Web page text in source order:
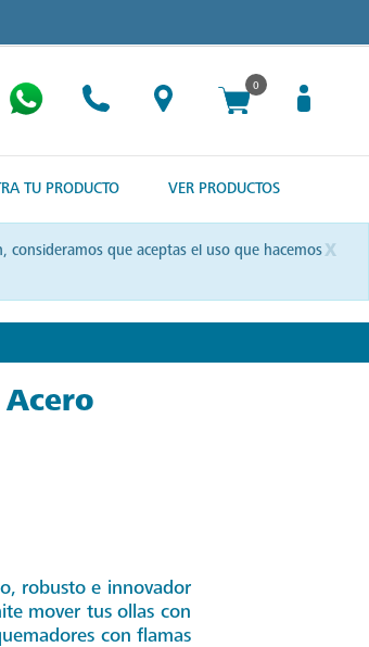
0
TU PRODUCTO VER PRODUCTOS
x
que aceptas el uso que hacemos
robusto e innovador
mover tus ollas con
con flamas